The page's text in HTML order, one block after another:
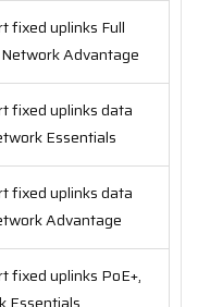
fixed uplinks Full
Advantage
fixed uplinks data
Essentials
fixed uplinks data
Advantage
uplinks PoE+,